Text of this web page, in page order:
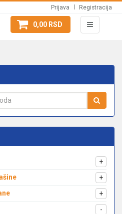
Prijava Registracija
0,00 RSD
+
+
+
-